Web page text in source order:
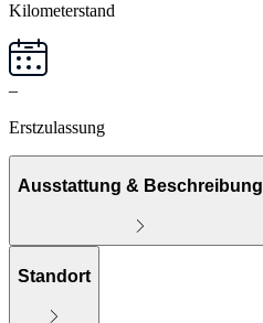
Kilometerstand
–
Erstzulassung
Ausstattung & Beschreibung
Standort